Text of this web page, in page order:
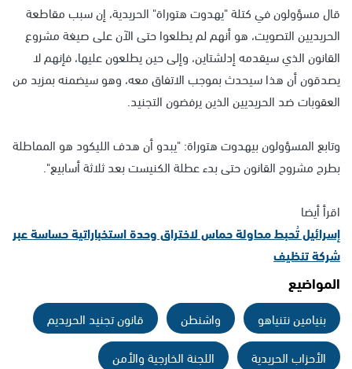
قال مسؤولون في كتلة "يهدوت هتوراة" الحريدية، إن سبب مقاطعة
الحريديين التصويت، هو أنهم لم يطلعوا حتى الآن على صيغة مشروع
القانون الذي سيقدمه إدلشتاين، وإلى حين يطلعون عليها، فإنهم لا
يصدقون أن هذا سيحدث بموجب الاتفاق معه، وهو سيضمنه بمزيد من
العقوبات ضد الحريديين الذين يرفضون التجنيد.
وتابع المسؤولون بيهدوت هتوراة: "يبدو أن هدف الليكود هو المماطلة
بطرح مشروح القانون حتى بدء عطلة الكنيست بعد ثلاثة أسابيع".
اقرأ أيضا
إسرائيل تُحبط محاولة حماس لاختراق وحدة استخباراتية حساسة عبر
شركة تنظيف
المواضيع
بنيامين نتنياهو واشنطن
قانون تجنيد الحريديم
الأحزاب الحريدية
اللجنة الخارجية والأمن